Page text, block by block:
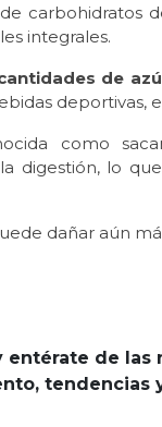
carbohidratos
integrales.
de
deportivas,
como
digestión, lo
dañar aún
entérate de las
tendencias